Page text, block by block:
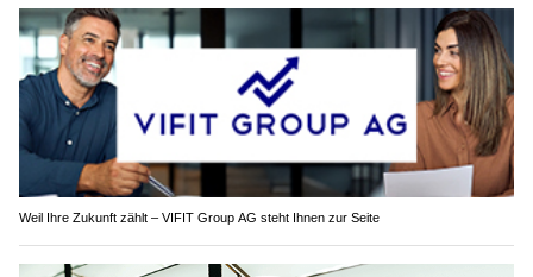
Weil Ihre Zukunft zählt – VIFIT Group AG steht Ihnen zur Seite